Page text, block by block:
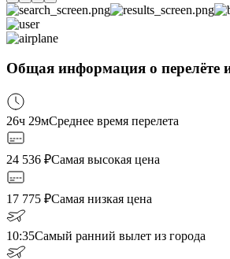
Общая информация о
26ч 29мСреднее время перелета
24 536 ₽Самая высокая цена
17 775 ₽Самая низкая цена
10:35Самый ранний вылет из города